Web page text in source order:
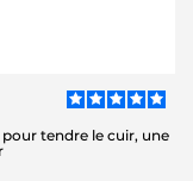
pour tendre le cuir, une